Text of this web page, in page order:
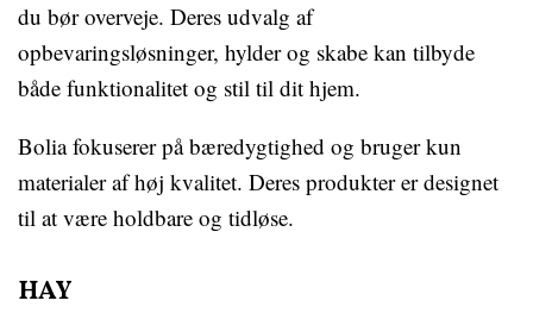
du bør overveje. Deres udvalg af
opbevaringsløsninger, hylder og skabe kan tilbyde
både funktionalitet og stil til dit hjem.
Bolia fokuserer på bæredygtighed og bruger kun
materialer af høj kvalitet. Deres produkter er designet
til at være holdbare og tidløse.
HAY